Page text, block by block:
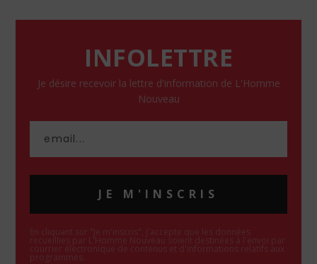
INFOLETTRE
Je désire recevoir la lettre d'information de L'Homme
Nouveau
JE M'INSCRIS
En cliquant sur "Je m'inscris", j'accepte que les données
recueillies par L'Homme Nouveau soient destinées à l'envoi par
courrier électronique de contenus et d'informations relatifs aux
programmes.